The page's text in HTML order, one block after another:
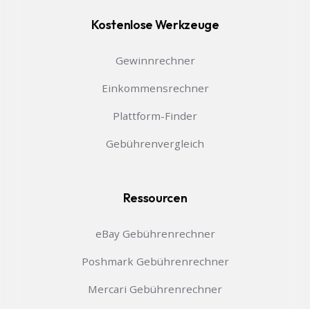
Kostenlose Werkzeuge
Gewinnrechner
Einkommensrechner
Plattform-Finder
Gebührenvergleich
Ressourcen
eBay Gebührenrechner
Poshmark Gebührenrechner
Mercari Gebührenrechner